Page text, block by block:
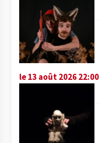
le 13 août 2026 22:00